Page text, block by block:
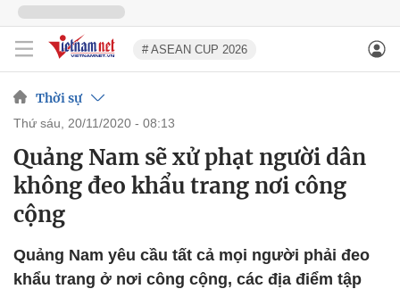
# ASEAN CUP 2026
Thời sự
thứ sáu, 20/11/2020 - 08:13
Quảng Nam sẽ xử phạt người dân
không đeo khẩu trang nơi công
cộng
Quảng Nam yêu cầu tất cả mọi người phải đeo
khẩu trang ở nơi công cộng, các địa điểm tập